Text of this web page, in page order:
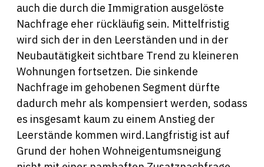
auch die durch die Immigration ausgelöste
Nachfrage eher rückläufig sein. Mittelfristig
wird sich der in den Leerständen und in der
Neubautätigkeit sichtbare Trend zu kleineren
Wohnungen fortsetzen. Die sinkende
Nachfrage im gehobenen Segment dürfte
dadurch mehr als kompensiert werden, sodass
es insgesamt kaum zu einem Anstieg der
Leerstände kommen wird.Langfristig ist auf
Grund der hohen Wohneigentumsneigung